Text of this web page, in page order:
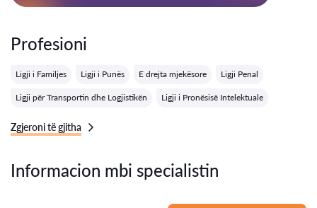
Profesioni
Ligji i Familjes Ligji i Punës E drejta mjekësore Ligji Penal
Ligji për Transportin dhe Logjistikën Ligji i Pronësisë Intelektuale
Zgjeroni të gjitha
Informacion mbi specialistin